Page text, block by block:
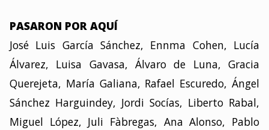
PASARON POR AQUÍ
José Luis García Sánchez, Ennma Cohen, Lucía
Álvarez, Luisa Gavasa, Álvaro de Luna, Gracia
Querejeta, María Galiana, Rafael Escuredo, Ángel
Sánchez Harguindey, Jordi Socías, Liberto Rabal,
Miguel López, Juli Fàbregas, Ana Alonso, Pablo